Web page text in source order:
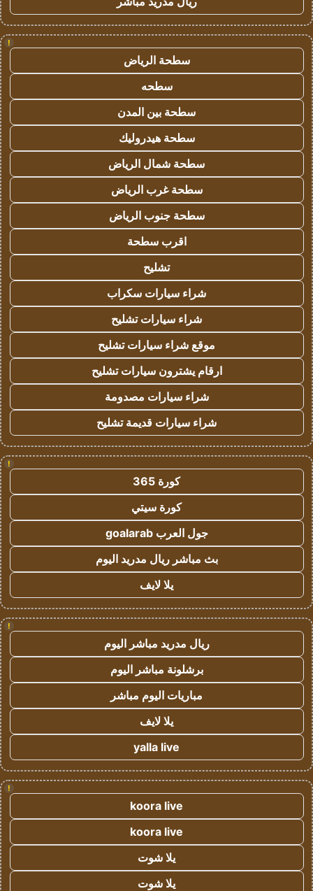
!
سطحة الرياض
سطحه
سطحة بين المدن
سطحة هيدروليك
سطحة شمال الرياض
سطحة غرب الرياض
سطحة جنوب الرياض
اقرب سطحة
تشليح
شراء سيارات سكراب
شراء سيارات تشليح
موقع شراء سيارات تشليح
ارقام يشترون سيارات تشليح
شراء سيارات مصدومة
شراء سيارات قديمة تشليح
!
كورة 365
كورة سيتي
جول العرب goalarab
بث مباشر ريال مدريد اليوم
يلا لايف
!
ريال مدريد مباشر اليوم
برشلونة مباشر اليوم
مباريات اليوم مباشر
يلا لايف
yalla live
!
koora live
koora live
يلا شوت
يلا شوت